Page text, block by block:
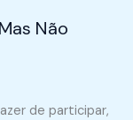
Não
de participar,